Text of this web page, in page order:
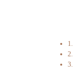
1.
2.
3.